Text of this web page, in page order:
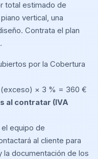
total estimado de
vertical, una
Contrata el plan
.
por la Cobertura
(exceso) × 3 % = 360 €
al contratar (IVA
equipo de
al cliente para
la documentación de los